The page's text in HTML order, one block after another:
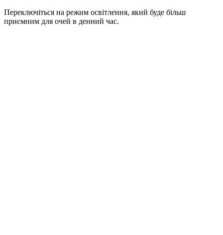
Переключіться на режим освітлення, який буде більш
приємним для очей в денний час.